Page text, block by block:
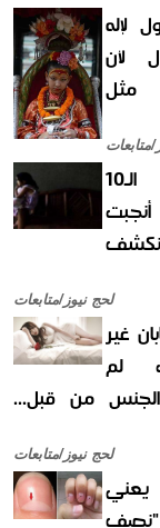
لإله
لأن
مثل
متابعات
طفلة الـ10
لحج نيوز/متابعات
غير
لم
من قبل...
لحج نيوز/متابعات